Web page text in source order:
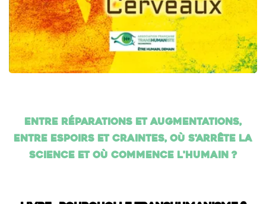
Entre réparations et augmentations,
entre espoirs et craintes, où s'arrête la
science et où commence l'humain ?